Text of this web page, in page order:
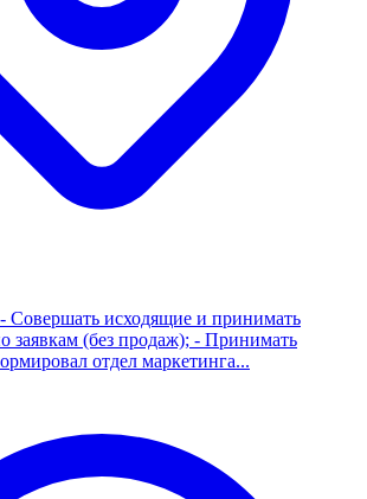
Совершать исходящие и принимать
заявкам (без продаж); - Принимать
отдел маркетинга...